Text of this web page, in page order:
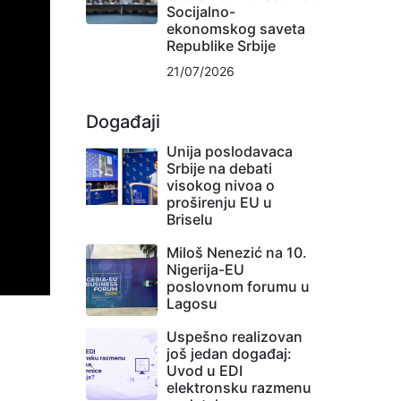
Socijalno-
ekonomskog saveta
Republike Srbije
21/07/2026
Događaji
Unija poslodavaca
Srbije na debati
visokog nivoa o
proširenju EU u
Briselu
Miloš Nenezić na 10.
Nigerija-EU
poslovnom forumu u
Lagosu
Uspešno realizovan
još jedan događaj:
Uvod u EDI
elektronsku razmenu